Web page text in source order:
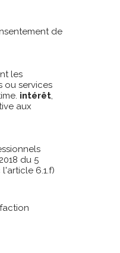
de
les
ou services
intérêt,
aux
du 5
6.1.f)